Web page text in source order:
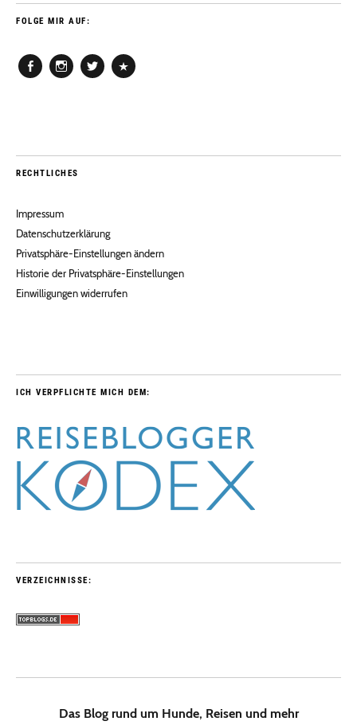
FOLGE MIR AUF:
RECHTLICHES
Impressum
Datenschutzerklärung
Privatsphäre-Einstellungen ändern
Historie der Privatsphäre-Einstellungen
Einwilligungen widerrufen
ICH VERPFLICHTE MICH DEM:
VERZEICHNISSE:
Das Blog rund um Hunde, Reisen und mehr